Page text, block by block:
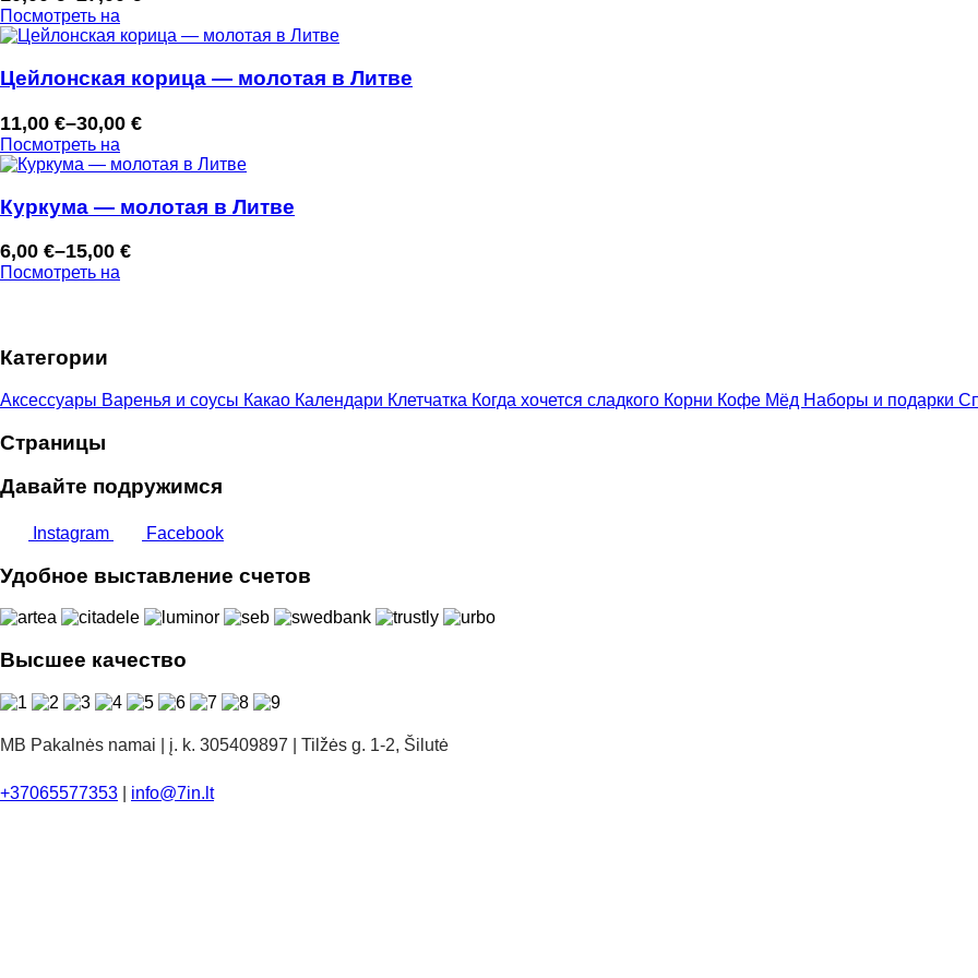
Диапазон
цен:
–
Посмотреть на
Цейлонская корица — молотая в Литве
11,00 €–30,00 €
Диапазон
цен:
–
Посмотреть на
Куркума — молотая в Литве
6,00 €–15,00 €
Диапазон
цен:
15,00 €
Посмотреть на
Категории
Аксессуары Варенья и соусы Какао Календари Клетчатка Когда хочется сладкого Корни Кофе Мёд Наборы и подарки
Страницы
Давайте подружимся
Instagram Facebook
Удобное выставление счетов
Высшее качество
MB Pakalnės namai | į. k. 305409897 | Tilžės g. 1-2, Šilutė
+37065577353 info@7in.lt